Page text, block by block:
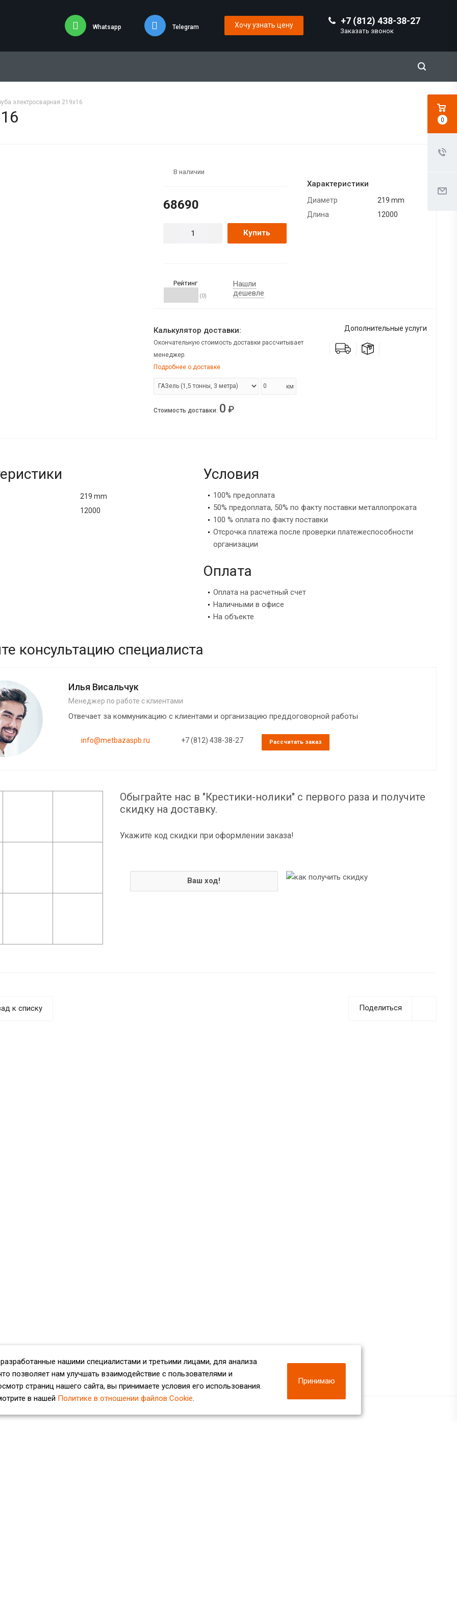
+7 (812) 438-38-27
Заказать звонок
Whatsapp Telegram Хочу узнать цену
электросварная 219х16
В наличии
68690
Купить
Рейтинг
(0)
Нашли
дешевле
Характеристики
Диаметр
219 mm
Длина
12000
Калькулятор доставки:
Окончательную стоимость доставки рассчитывает
менеджер.
Подробнее о доставке
км
Стоимость доставки: 0 ₽
Дополнительные услуги
219 mm
12000
Условия
100% предоплата
50% предоплата, 50% по факту поставки металлопроката
100 % оплата по факту поставки
Отсрочка платежа после проверки платежеспособности
организации
Оплата
Оплата на расчетный счет
Наличными в офисе
На объекте
консультацию специалиста
Илья Висальчук
Менеджер по работе с клиентами
Отвечает за коммуникацию с клиентами и организацию преддоговорной работы
info@metbazaspb.ru +7 (812) 438-38-27 Рассчитать заказ
Обыграйте нас в "Крестики-нолики" с первого раза и получите
скидку на доставку.
Укажите код скидки при оформлении заказа!
Ваш ход!
Поделиться
к списку
нашими специалистами и третьими лицами, для анализа
позволяет нам улучшать взаимодействие с пользователями и
страниц нашего сайта, вы принимаете условия его использования.
в нашей Политике в отношении файлов Cookie.
Принимаю
0